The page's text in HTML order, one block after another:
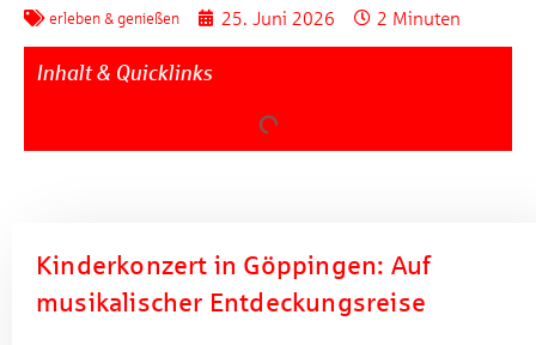
erleben & genießen 25. Juni 2026 2 Minuten
Inhalt & Quicklinks
Kinderkonzert in Göppingen: Auf
musikalischer Entdeckungsreise